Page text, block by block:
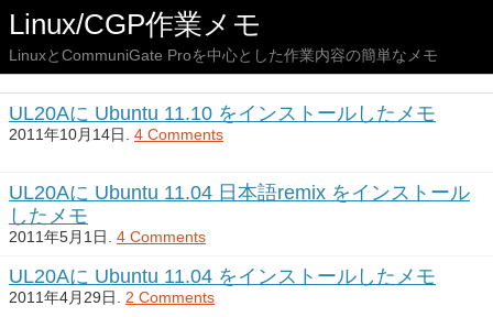
Linux/CGP作業メモ
LinuxとCommuniGate Proを中心とした作業内容の簡単なメモ
UL20Aに Ubuntu 11.10 をインストールしたメモ
2011年10月14日. 4 Comments
UL20Aに Ubuntu 11.04 日本語remix をインストール
したメモ
2011年5月1日. 4 Comments
UL20Aに Ubuntu 11.04 をインストールしたメモ
2011年4月29日. 2 Comments